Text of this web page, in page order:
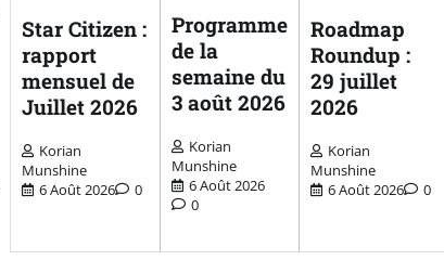
Star Citizen :
rapport
mensuel de
Juillet 2026
Korian
Munshine
6 Août 2026
0
Programme
de la
semaine du
3 août 2026
Korian
Munshine
6 Août 2026
0
Roadmap
Roundup :
29 juillet
2026
Korian
Munshine
6 Août 2026
0